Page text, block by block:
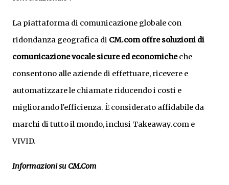
La piattaforma di comunicazione globale con
ridondanza geografica di CM.com offre soluzioni di
comunicazione vocale sicure ed economicheche
consentono alle aziende di effettuare, ricevere e
automatizzare le chiamate riducendo i costi e
migliorando l'efficienza. È considerato affidabile da
marchi di tutto il mondo, inclusi Takeaway.com e
VIVID.
Informazioni su CM.Com